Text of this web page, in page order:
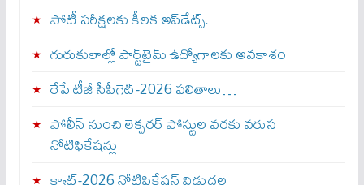
పోటీ పరీక్షలకు కీలక అప్‌డేట్స్.
గురుకులాల్లో పార్ట్‌టైమ్ ఉద్యోగాలకు అవకాశం
రేపే టీజీ సీపీగెట్‌-2026 ఫలితాలు…
పోలీస్ నుంచి లెక్చరర్ పోస్టుల వరకు వరుస
నోటిఫికేషన్లు